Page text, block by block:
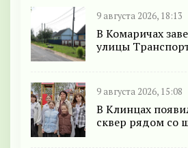
9 августа 2026, 18:13
В Комаричах
улицы
9 августа 2026, 15:08
В Клинцах
сквер рядом со